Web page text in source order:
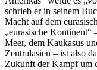
schrieb er in seinem
Macht auf dem
„eurasische Kontinent“
Meer, dem Kaukasus
Zentralasien – ist also
Zukunft der Kampf um